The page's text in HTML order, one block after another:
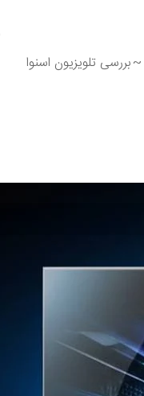
~بررسی تلویزیون اسنوا